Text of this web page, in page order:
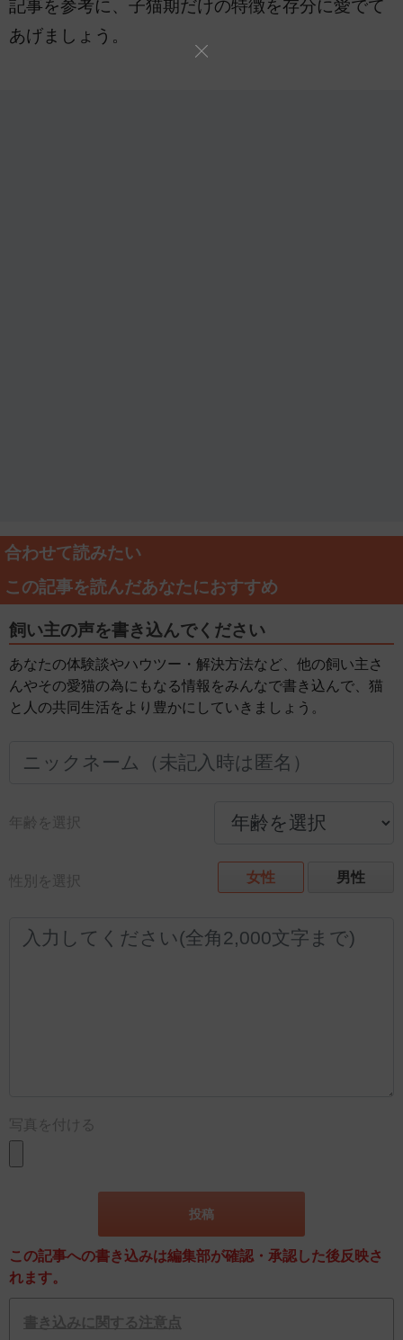
記事を参考に、子猫期だけの特徴を存分に愛でて
あげましょう。
合わせて読みたい
この記事を読んだあなたにおすすめ
飼い主の声を書き込んでください
あなたの体験談やハウツー・解決方法など、他の飼い主さ
んやその愛猫の為にもなる情報をみんなで書き込んで、猫
と人の共同生活をより豊かにしていきましょう。
年齢を選択
性別を選択 女性 男性
写真を付ける
この記事への書き込みは編集部が確認・承認した後反映さ
れます。
書き込みに関する注意点